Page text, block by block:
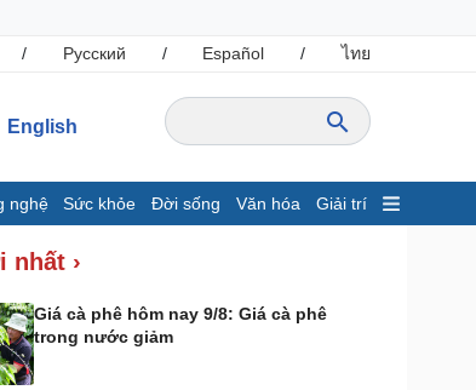
/ Русский / Español / ไทย
English
nghệ Sức khỏe Đời sống Văn hóa Giải trí
Tiêu dùng
Tỷ giá
nhất ›
Giá cà phê hôm nay 9/8: Giá cà phê
trong nước giảm